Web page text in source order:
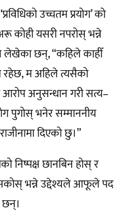
उच्चतम प्रयोग’ को
कोही यसरी नपरोस् भन्ने
लेखेका छन्, “कहिले काहीँ
रहेछ, म अहिले त्यसैको
अनुसन्धान गरी सत्य–
पुगोस् भनेर सम्माननीय
दिएको छु।”
निष्पक्ष छानबिन होस् र
भन्ने उद्देश्यले आफूले पद